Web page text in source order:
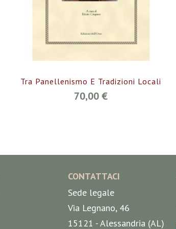
Tra Panellenismo E Tradizioni Locali
70,00 €
CONTATTACI
Sede legale
Via Legnano, 46
15121 - Alessandria (AL)